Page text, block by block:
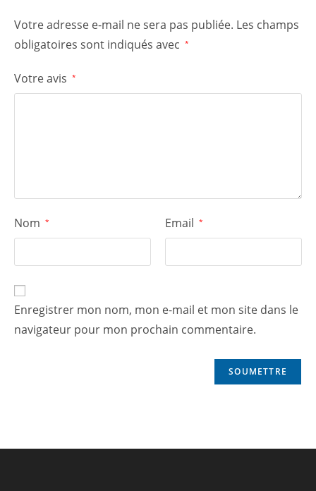
Votre adresse e-mail ne sera pas publiée. Les champs
obligatoires sont indiqués avec *
Votre avis *
Nom * Email *
Enregistrer mon nom, mon e-mail et mon site dans le
navigateur pour mon prochain commentaire.